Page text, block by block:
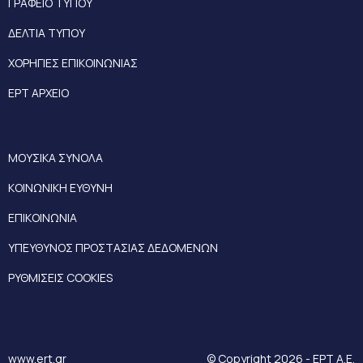
ΔΕΛΤΙΑ ΤΥΠΟΥ
ΧΟΡΗΓΙΕΣ ΕΠΙΚΟΙΝΩΝΙΑΣ
ΕΡΤ ΑΡΧΕΙΟ
ΜΟΥΣΙΚΑ ΣΥΝΟΛΑ
ΚΟΙΝΩΝΙΚΗ ΕΥΘΥΝΗ
ΕΠΙΚΟΙΝΩΝΙΑ
ΥΠΕΥΘΥΝΟΣ ΠΡΟΣΤΑΣΙΑΣ ΔΕΔΟΜΕΝΩΝ
ΡΥΘΜΙΣΕΙΣ COOKIES
www.ert.gr © Copyright 2026 - ΕΡΤ Α.Ε.